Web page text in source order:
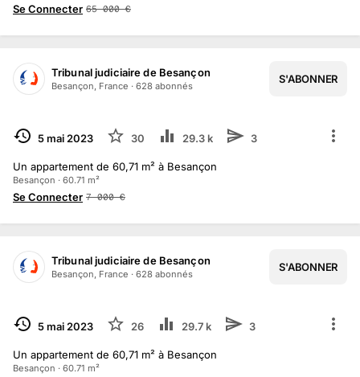
Se Connecter 65 000 €
Tribunal judiciaire de Besançon
Besançon, France · 628 abonnés
S'ABONNER
TERMINÉ5 mai 2023 30 29.3 k 3
Un appartement de 60,71 m² à Besançon
Besançon · 60.71 m²
Se Connecter 7 000 €
Tribunal judiciaire de Besançon
Besançon, France · 628 abonnés
S'ABONNER
TERMINÉ5 mai 2023 26 29.7 k 3
Un appartement de 60,71 m² à Besançon
Besançon · 60.71 m²